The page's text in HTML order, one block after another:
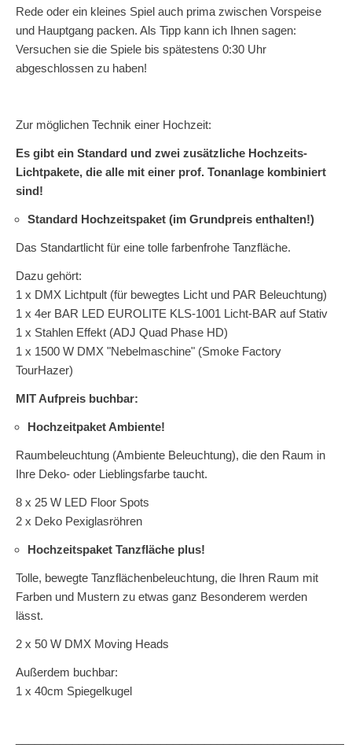
Rede oder ein kleines Spiel auch prima zwischen Vorspeise
und Hauptgang packen. Als Tipp kann ich Ihnen sagen:
Versuchen sie die Spiele bis spätestens 0:30 Uhr
abgeschlossen zu haben!
Zur möglichen Technik einer Hochzeit:
Es gibt ein Standard und zwei zusätzliche Hochzeits-
Lichtpakete, die alle mit einer prof. Tonanlage kombiniert
sind!
Standard Hochzeitspaket (im Grundpreis enthalten!)
Das Standartlicht für eine tolle farbenfrohe Tanzfläche.
Dazu gehört:
1 x DMX Lichtpult (für bewegtes Licht und PAR Beleuchtung)
1 x 4er BAR LED EUROLITE KLS-1001 Licht-BAR auf Stativ
1 x Stahlen Effekt (ADJ Quad Phase HD)
1 x 1500 W DMX "Nebelmaschine" (Smoke Factory
TourHazer)
MIT Aufpreis buchbar:
Hochzeitpaket Ambiente!
Raumbeleuchtung (Ambiente Beleuchtung), die den Raum in
Ihre Deko- oder Lieblingsfarbe taucht.
8 x 25 W LED Floor Spots
2 x Deko Pexiglasröhren
Hochzeitspaket Tanzfläche plus!
Tolle, bewegte Tanzflächenbeleuchtung, die Ihren Raum mit
Farben und Mustern zu etwas ganz Besonderem werden
lässt.
2 x 50 W DMX Moving Heads
Außerdem buchbar:
1 x 40cm Spiegelkugel